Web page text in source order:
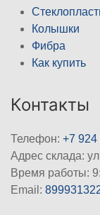
Колышки
Фибра
Как купить
Контакты
Телефон: +7 924
Адрес склада:
Время работы:
Email: